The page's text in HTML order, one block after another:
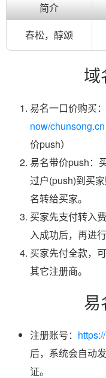
简介
春松，醇颂
域
易名一口价购买：
now/chunsong.cn
价push）
易名带价push：
过户(push)到买
名转给买家。
买家先支付转入
入成功后，再进
买家先付全款，
其它注册商。
易
注册账号：
后，系统会自动
证。